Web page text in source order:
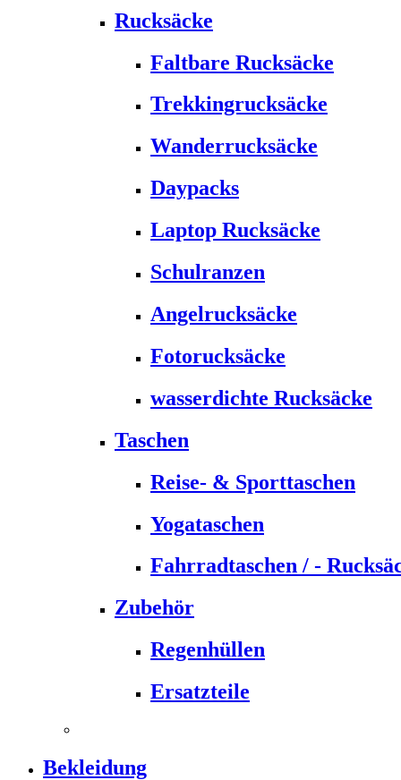
Rucksäcke
Faltbare Rucksäcke
Trekkingrucksäcke
Wanderrucksäcke
Daypacks
Laptop Rucksäcke
Schulranzen
Angelrucksäcke
Fotorucksäcke
wasserdichte Rucksäcke
Taschen
Reise- & Sporttaschen
Yogataschen
Fahrradtaschen / -
Zubehör
Regenhüllen
Ersatzteile
Bekleidung